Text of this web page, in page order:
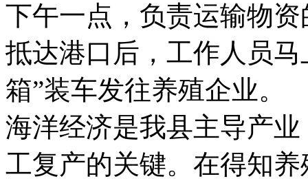
下午一点，负责运输物
抵达港口后，工作人员
箱”装车发往养殖企业。
海洋经济是我县主导产
工复产的关键。在得知